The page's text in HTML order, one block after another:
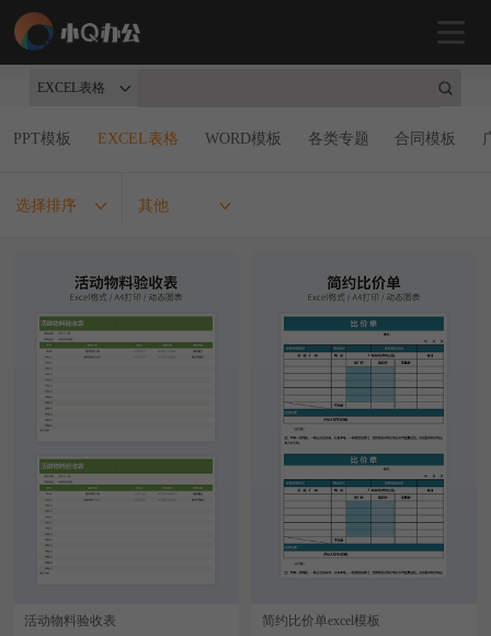
EXCEL表格
PPT模板 EXCEL表格 WORD模板 各类专题 合同模板
选择排序 其他
活动物料验收表 简约比价单excel模板